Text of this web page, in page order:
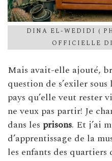
DINA EL-WEDIDI (
OFFICIELLE
Mais avait-elle ajouté,
question de s’exiler sous
pays qu’elle veut rester
ne veux pas partir! Je
dans les prisons. Et j’ai
d’apprentissage de la
les enfants des quartiers